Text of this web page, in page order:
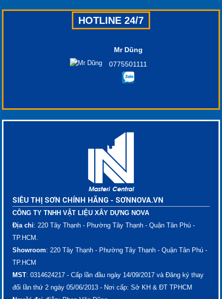
HOTLINE 24/7
Mr Dũng
0775501111
SIÊU THỊ SƠN CHÍNH HÃNG - SƠNNOVA.VN
CÔNG TY TNHH VẬT LIỆU XÂY DỰNG NOVA
Địa chỉ: 220 Tây Thạnh - Phường Tây Thạnh - Quận Tân Phú -
TP.HCM.
Showroom: 220 Tây Thạnh - Phường Tây Thạnh - Quận Tân Phú -
TP.HCM
MST: 0314624217 - Cấp lần đầu ngày 14/09/2017 và Đăng ký thay
đổi lần thứ 2 ngày 05/06/2013 - Nơi cấp: Sở KH & ĐT TPHCM